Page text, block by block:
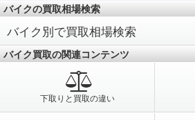
バイクの買取相場検索
バイク別で買取相場検索
バイク買取の関連コンテンツ
下取りと買取の違い